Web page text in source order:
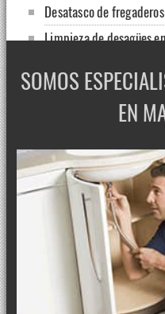
Desatasco de fregaderos
Limpieza de desagües
Servicio de desatascos
Fugas, filtraciones y
Limpieza de redes de
Limpieza de desagües
Desatascos y
Utilidades de los
Rehabilitación de
Limpieza de pozos
SOMOS
EN